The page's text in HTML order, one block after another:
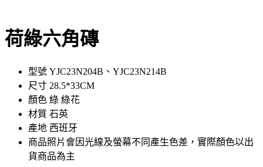
荷綠六角磚
型號 YJC23N204B、YJC23N214B
尺寸 28.5*33CM
顏色 綠 綠花
材質 石英
產地 西班牙
商品照片會因光線及螢幕不同產生色差，實際顏色以出
貨商品為主